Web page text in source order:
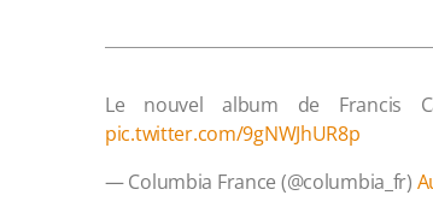
Le nouvel album de Francis
pic.twitter.com/9gNWJhUR8p
— Columbia France (@columbia_fr)